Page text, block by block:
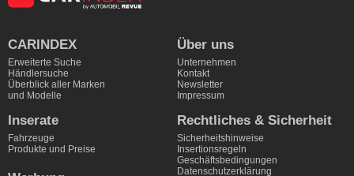
CARINDEX
Erweiterte Suche
Händlersuche
Überblick aller Marken
und Modelle
Über uns
Unternehmen
Kontakt
Newsletter
Impressum
Inserate
Fahrzeuge
Produkte und Preise
Rechtliches & Sicherheit
Sicherheitshinweise
Insertionsregeln
Geschäftsbedingungen
Datenschutzerklärung